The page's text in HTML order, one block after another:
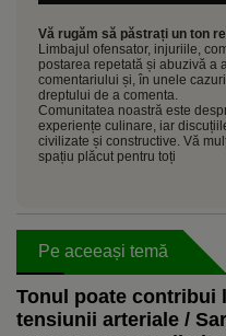
Vă rugăm să păstrați un ton
Limbajul ofensator, injuriile,
postarea repetată și abuzivă a
comentariului și, în unele
dreptului de a comenta.
Comunitatea noastră este
experiențe culinare, iar
civilizate și constructive. Vă
spațiu plăcut pentru toți
Pe aceeași temă
Tonul poate contribui
tensiunii arteriale /